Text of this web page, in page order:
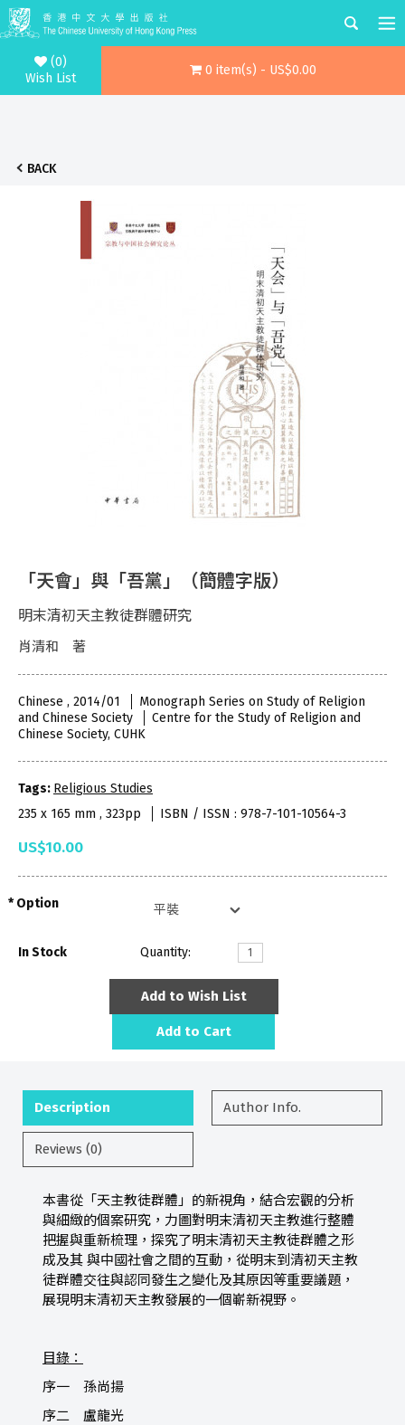
(0)
Wish List
0 item(s) - US$0.00
BACK
「天會」與「吾黨」（簡體字版）
明末清初天主教徒群體研究
肖清和 著
Chinese , 2014/01
Monograph Series on Study of Religion
and Chinese Society
Centre for the Study of Religion and
Chinese Society, CUHK
Tags: Religious Studies
235 x 165 mm , 323pp
ISBN / ISSN : 978-7-101-10564-3
US$10.00
Option
In Stock Quantity:
Add to Wish List
Add to Cart
Description Author Info.
Reviews (0)
本書從「天主教徒群體」的新視角，結合宏觀的分析
與細緻的個案研究，力圖對明末清初天主教進行整體
把握與重新梳理，探究了明末清初天主教徒群體之形
成及其 與中國社會之間的互動，從明末到清初天主教
徒群體交往與認同發生之變化及其原因等重要議題，
展現明末清初天主教發展的一個嶄新視野。
目錄：
序一 孫尚揚
序二 盧龍光